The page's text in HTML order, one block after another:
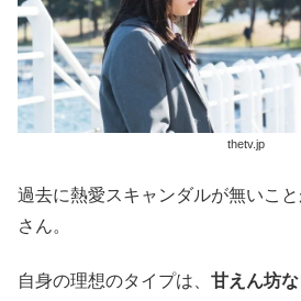
thetv.jp
過去に熱愛スキャンダルが無いこ
さん。
自身の理想のタイプは、 甘えん坊